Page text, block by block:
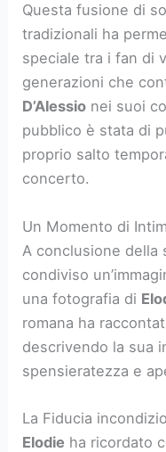
Questa fusione di
tradizionali ha
speciale tra i fan di
generazioni che
D’Alessio nei suoi
pubblico è stata di
proprio salto
concerto.
Un Momento di
A conclusione della
condiviso
una fotografia di
romana ha
descrivendo la sua
spensieratezza e
La Fiducia
Elodie ha ricordato